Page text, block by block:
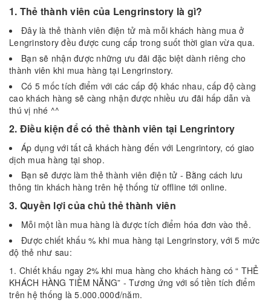
1. Thẻ thành viên của Lengrinstory là gì?
Đây là thẻ thành viên điện tử mà mỗi khách hàng mua ở
Lengrinstory đều được cung cấp trong suốt thời gian vừa qua.
Bạn sẽ nhận được những ưu đãi đặc biệt dành riêng cho
thành viên khi mua hàng tại Lengrinstory.
Có 5 mốc tích điểm với các cấp độ khác nhau, cấp độ càng
cao khách hàng sẽ càng nhận được nhiều ưu đãi hấp dẫn và
thú vị nhé ^^
2. Điều kiện để có thẻ thành viên tại Lengrintory
Áp dụng với tất cả khách hàng đến với Lengrintory, có giao
dịch mua hàng tại shop.
Bạn sẽ được làm thẻ thành viên điện tử - Bằng cách lưu
thông tin khách hàng trên hệ thống từ offline tới online.
3. Quyền lợi của chủ thẻ thành viên
Mỗi một lần mua hàng là được tích điểm hóa đơn vào thẻ.
Được chiết khấu % khi mua hàng tại Lengrinstory, với 5 mức
độ thẻ như sau:
Chiết khấu ngay 2% khi mua hàng cho khách hàng có “ THẺ
KHÁCH HÀNG TIỀM NĂNG” - Tương ứng với số tiền tích điểm
trên hệ thống là 5.000.000đ/năm.